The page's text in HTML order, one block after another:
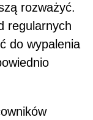
rozważyć.
regularnych
do wypalenia